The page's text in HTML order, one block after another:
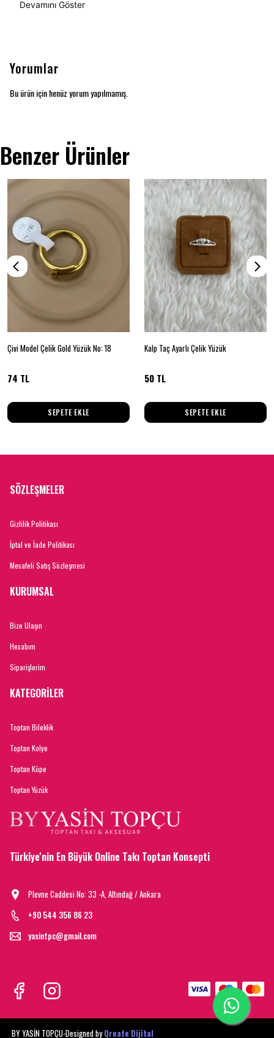
Devamını Göster
Yorumlar
Bu ürün için henüz yorum yapılmamış.
Benzer Ürünler
Çivi Model Çelik Gold Yüzük No: 18
74 TL
SEPETE EKLE
Kalp Taç Ayarlı Çelik Yüzük
50 TL
SEPETE EKLE
SÖZLEŞMELER
Gizlilik Politikası
İptal ve İade Politikası
Mesafeli Satış Sözleşmesi
KURUMSAL
Bize Ulaşın
Hesabım
Siparişlerim
KATEGORİLER
Toptan Bileklik
Toptan Kolye
Toptan Küpe
Toptan Yüzük
Türkiye'nin En Büyük Online Takı Toptan Konsepti
Plevne Caddesi No: 33 -A, Altındağ / Ankara
+90 544 356 86 23
yasintpc@gmail.com
BY YASİN TOPÇU-Designed byQreate Dijital